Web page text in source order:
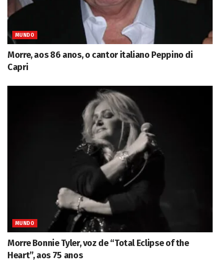
MUNDO
Morre, aos 86 anos, o cantor italiano Peppino di
Capri
MUNDO
Morre Bonnie Tyler, voz de “Total Eclipse of the
Heart”, aos 75 anos